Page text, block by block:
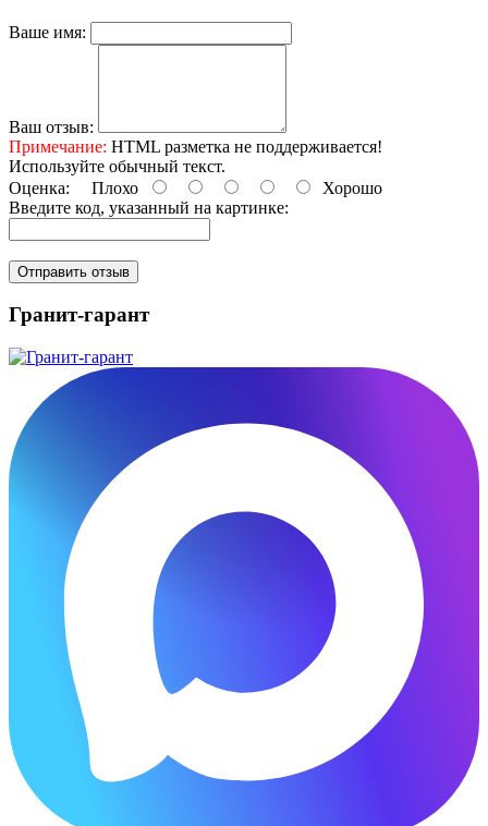
Ваше имя:
Ваш отзыв:
Примечание: HTML разметка не поддерживается!
Используйте обычный текст.
Оценка: Плохо
Хорошо
Введите код, указанный на картинке:
Отправить отзыв
Гранит-гарант